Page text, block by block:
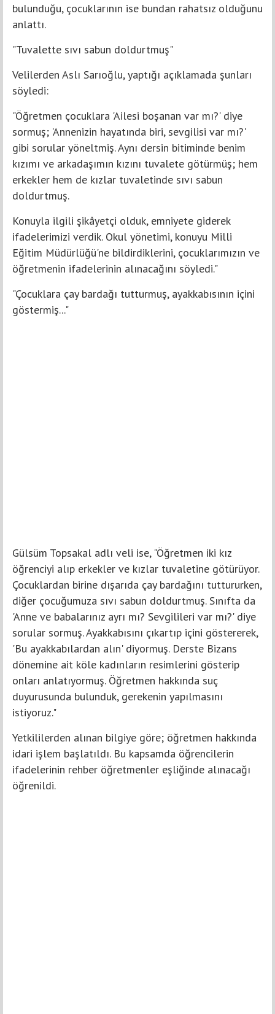
bulunduğu, çocuklarının ise bundan rahatsız olduğunu
anlattı.
"Tuvalette sıvı sabun doldurtmuş"
Velilerden Aslı Sarıoğlu, yaptığı açıklamada şunları
söyledi:
"Öğretmen çocuklara 'Ailesi boşanan var mı?' diye
sormuş; 'Annenizin hayatında biri, sevgilisi var mı?'
gibi sorular yöneltmiş. Aynı dersin bitiminde benim
kızımı ve arkadaşımın kızını tuvalete götürmüş; hem
erkekler hem de kızlar tuvaletinde sıvı sabun
doldurtmuş.
Konuyla ilgili şikâyetçi olduk, emniyete giderek
ifadelerimizi verdik. Okul yönetimi, konuyu Milli
Eğitim Müdürlüğü'ne bildirdiklerini, çocuklarımızın ve
öğretmenin ifadelerinin alınacağını söyledi."
"Çocuklara çay bardağı tutturmuş, ayakkabısının içini
göstermiş..."
Gülsüm Topsakal adlı veli ise, "Öğretmen iki kız
öğrenciyi alıp erkekler ve kızlar tuvaletine götürüyor.
Çocuklardan birine dışarıda çay bardağını tuttururken,
diğer çocuğumuza sıvı sabun doldurtmuş. Sınıfta da
'Anne ve babalarınız ayrı mı? Sevgilileri var mı?' diye
sorular sormuş. Ayakkabısını çıkartıp içini göstererek,
'Bu ayakkabılardan alın' diyormuş. Derste Bizans
dönemine ait köle kadınların resimlerini gösterip
onları anlatıyormuş. Öğretmen hakkında suç
duyurusunda bulunduk, gerekenin yapılmasını
istiyoruz."
Yetkililerden alınan bilgiye göre; öğretmen hakkında
idari işlem başlatıldı. Bu kapsamda öğrencilerin
ifadelerinin rehber öğretmenler eşliğinde alınacağı
öğrenildi.